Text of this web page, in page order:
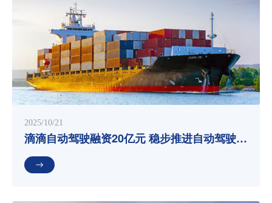
2025/10/21
滴滴自动驾驶融资20亿元 稳步推进自动驾驶发
展